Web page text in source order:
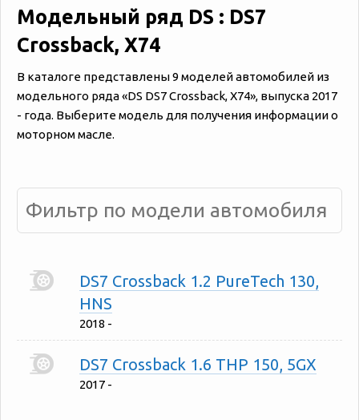
Модельный ряд DS : DS7
Crossback, X74
В каталоге представлены 9 моделей автомобилей из
модельного ряда «‎DS DS7 Crossback, X74», выпуска 2017
- года. Выберите модель для получения информации о
моторном масле.
DS7 Crossback 1.2 PureTech 130,
HNS
2018 -
DS7 Crossback 1.6 THP 150, 5GX
2017 -